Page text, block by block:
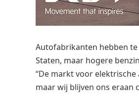
Autofabrikanten hebben
Staten, maar hogere
“De markt voor
maar wij blijven ons eraan